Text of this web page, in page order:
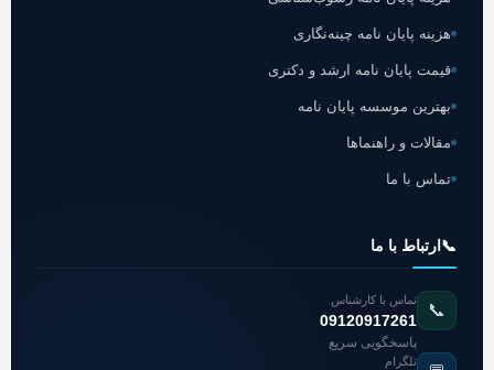
هزینه پایان نامه چینه‌نگاری
قیمت پایان نامه ارشد و دکتری
بهترین موسسه پایان نامه
مقالات و راهنماها
تماس با ما
📞 ارتباط با ما
📞
تماس با کارشناس
09120917261
پاسخگویی سریع
تلگرام